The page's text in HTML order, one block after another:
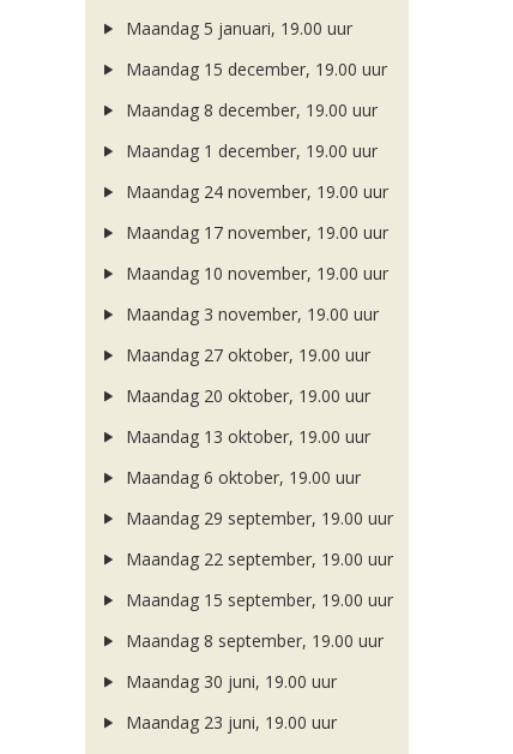
Maandag 5 januari, 19.00 uur
Maandag 15 december, 19.00 uur
Maandag 8 december, 19.00 uur
Maandag 1 december, 19.00 uur
Maandag 24 november, 19.00 uur
Maandag 17 november, 19.00 uur
Maandag 10 november, 19.00 uur
Maandag 3 november, 19.00 uur
Maandag 27 oktober, 19.00 uur
Maandag 20 oktober, 19.00 uur
Maandag 13 oktober, 19.00 uur
Maandag 6 oktober, 19.00 uur
Maandag 29 september, 19.00 uur
Maandag 22 september, 19.00 uur
Maandag 15 september, 19.00 uur
Maandag 8 september, 19.00 uur
Maandag 30 juni, 19.00 uur
Maandag 23 juni, 19.00 uur